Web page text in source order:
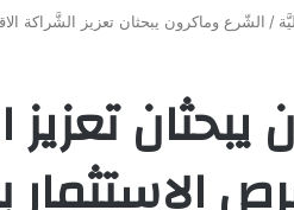
/ الشّرع وماكرون يبحثان تعزيز الشَّراكة